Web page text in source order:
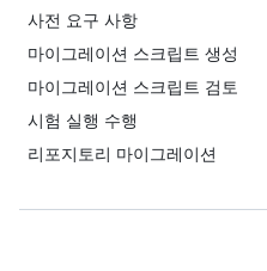
사전 요구 사항
마이그레이션 스크립트 생성
마이그레이션 스크립트 검토
시험 실행 수행
리포지토리 마이그레이션